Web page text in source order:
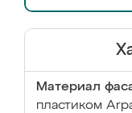
Материал
пластиком